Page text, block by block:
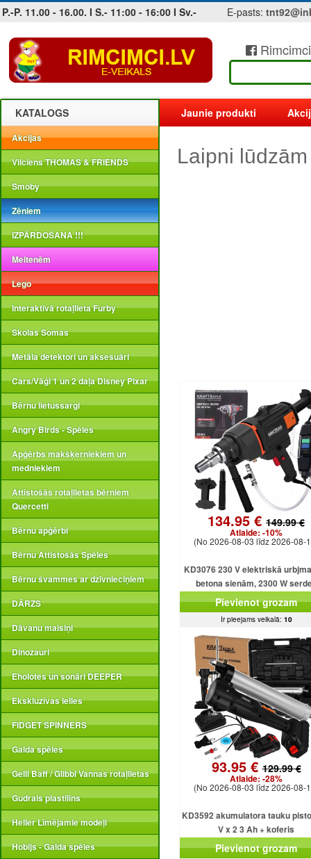
P.-P. 11.00 - 16.00. I S.- 11:00 - 16:00 I Sv.- E-pasts:
Jobs at sea and maritime vacancies
KATALOGS
Akcijas
Vilciens THOMAS & FRIENDS
Smoby
Zēniem
IZPĀRDOŠANA !!!
Meitenēm
Lego
Interaktīvā rotaļlieta Furby
Skolas Somas
Metāla detektori un aksesuāri
Cars/Vāģi 1 un 2 daļa Disney Pixar
Bērnu lietussargi
Angry Birds - Spēles
Apģērbs makšķerniekiem un
medniekiem
Attīstošās rotaļlietas bērniem
Quercetti
Bērnu apģērbi
Bērnu Attīstošās Spēles
Bērnu švammes ar dzīvnieciņiem
DĀRZS
Dāvanu maisiņi
Dinozauri
Eholotes un sonāri DEEPER
Ekskluzīvas lelles
FIDGET SPINNERS
Galda spēles
Gelli Baff / Glibbi Vannas rotaļlietas
Gudrais plastilīns
Heller Līmējamie modeļi
Hobijs - Galda spēles
Jaunie produkti
Laipni
134.95 € 149.99 €
Atlaide: -10%
(No 2026-08-03 līdz 2026-08-
KD3076 230 V elektriskā
betona sienām, 2300 W
urbjmašīna ar dzesēšanu
Pievienot grozam
Ir pieejams veikalā: 10
93.95 €129.99 €
Atlaide: -28%
(No 2026-08-03 līdz 2026-08-
KD3592 akumulatora tauku
V x 2 3 Ah + koferis
Pievienot grozam